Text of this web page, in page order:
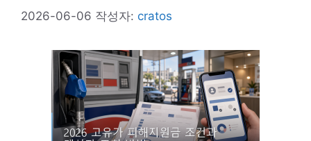
2026-06-06 작성자: cratos